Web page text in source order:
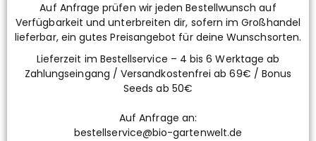
Auf Anfrage prüfen wir jeden Bestellwunsch auf
Verfügbarkeit und unterbreiten dir, sofern im Großhandel
lieferbar, ein gutes Preisangebot für deine Wunschsorten.
Lieferzeit im Bestellservice – 4 bis 6 Werktage ab
Zahlungseingang / Versandkostenfrei ab 69€ / Bonus
Seeds ab 50€
Auf Anfrage an:
bestellservice@bio-gartenwelt.de